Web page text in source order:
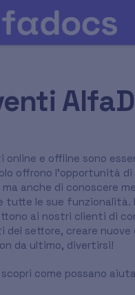
online e offline sono
offrono l'opportunità
anche di conoscere
tutte le sue funzionalità.
ai nostri clienti di
del settore, creare
da ultimo, divertirsi!
come possano